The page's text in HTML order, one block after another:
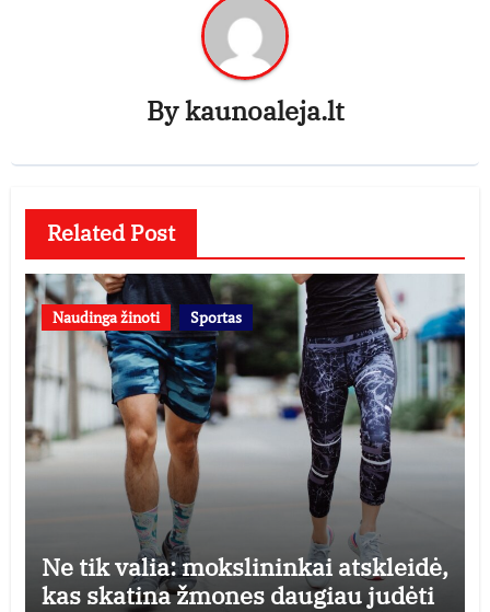
Bykaunoaleja.lt
Related Post
Naudinga žinoti Sportas
Ne tik valia: mokslininkai atskleidė,
kas skatina žmones daugiau judėti